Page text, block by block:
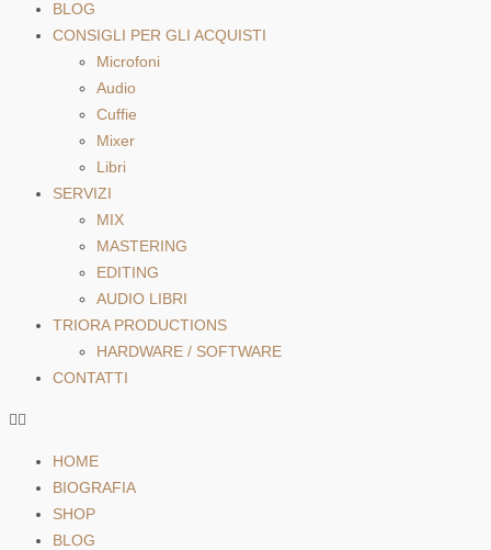
BLOG
CONSIGLI PER GLI ACQUISTI
Microfoni
Audio
Cuffie
Mixer
Libri
SERVIZI
MIX
MASTERING
EDITING
AUDIO LIBRI
TRIORA PRODUCTIONS
HARDWARE / SOFTWARE
CONTATTI
HOME
BIOGRAFIA
SHOP
BLOG